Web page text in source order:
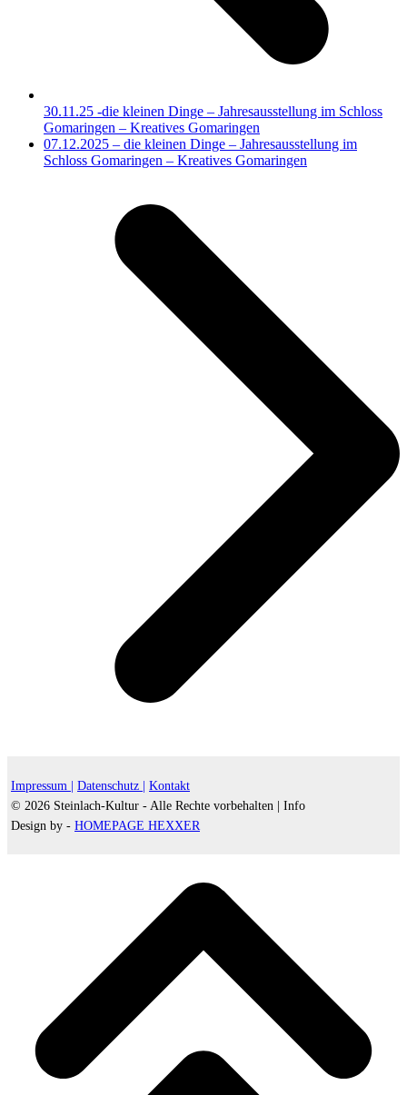
30.11.25 -die kleinen Dinge – Jahresausstellung im Schloss
Gomaringen – Kreatives Gomaringen
Nächster
Beitrag:
07.12.2025 – die kleinen Dinge – Jahresausstellung im
Schloss Gomaringen – Kreatives Gomaringen
Impressum | Datenschutz |
Kontakt
© 2026 Steinlach-Kultur - Alle Rechte vorbehalten |
Info
Design by - HOMEPAGE HEXXER